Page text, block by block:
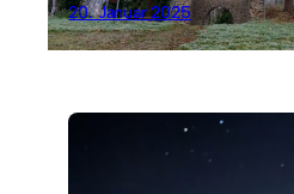
20. Januar 2025